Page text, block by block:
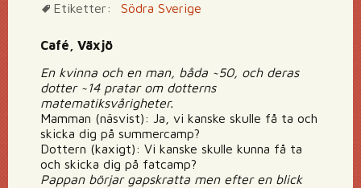
Etiketter:
Södra Sverige
Café, Växjö
En kvinna och en man, båda ~50, och deras
dotter ~14 pratar om dotterns
matematiksvårigheter.
Mamman (näsvist): Ja, vi kanske skulle få ta och
skicka dig på summercamp?
Dottern (kaxigt): Vi kanske skulle kunna få ta
och skicka dig på fatcamp?
Pappan börjar gapskratta men efter en blick